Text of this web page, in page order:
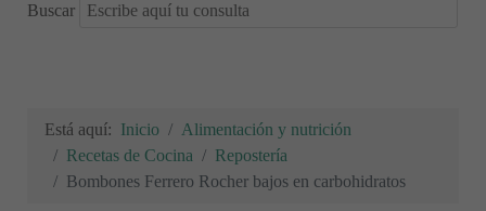
Buscar
Está aquí: Inicio
Alimentación y nutrición
Recetas de Cocina
Repostería
Bombones Ferrero Rocher bajos en carbohidratos